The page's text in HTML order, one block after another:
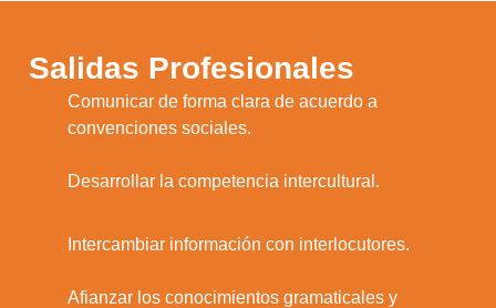
Salidas Profesionales
Comunicar de forma clara de acuerdo a
convenciones sociales.
Desarrollar la competencia intercultural.
Intercambiar información con interlocutores.
Afianzar los conocimientos gramaticales y